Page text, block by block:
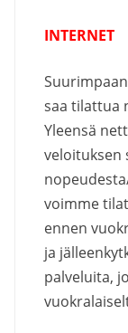
INTERNET
saa tilattua
Yleensä
veloituksen
voimme
ennen
ja
palveluita,